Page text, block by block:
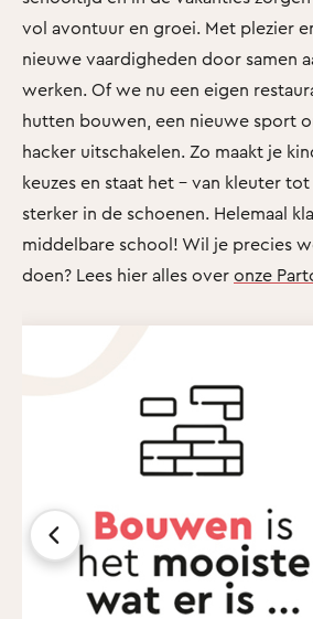
vol avontuur en groei. Met plezier
nieuwe vaardigheden door samen
werken. Of we nu een eigen
hutten bouwen, een nieuwe sport
hacker uitschakelen. Zo maakt je
keuzes en staat het - van kleuter
sterker in de schoenen. Helemaal
middelbare school! Wil je precies
doen? Lees hier alles over onze